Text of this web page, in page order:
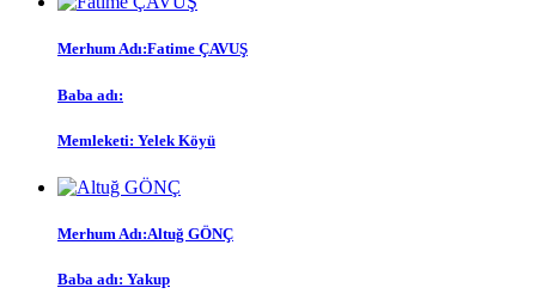
Merhum Adı:Fatime ÇAVUŞ
Baba adı:
Memleketi: Yelek Köyü
Merhum Adı:Altuğ GÖNÇ
Baba adı: Yakup